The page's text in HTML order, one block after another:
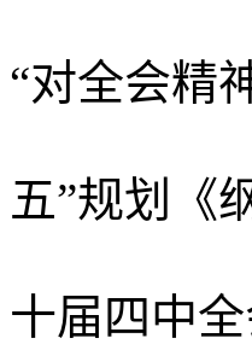
“对全会精
五”规划《
十届四中